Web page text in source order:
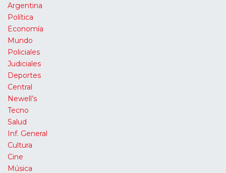
Argentina
Política
Economía
Mundo
Policiales
Judiciales
Deportes
Central
Newell’s
Tecno
Salud
Inf. General
Cultura
Cine
Música